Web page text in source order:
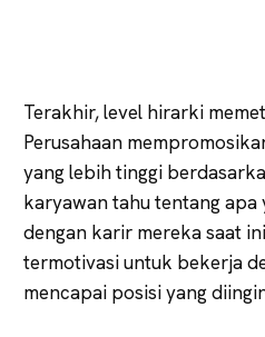
Terakhir, level hirarki
Perusahaan
yang lebih tinggi
karyawan tahu tentang apa
dengan karir mereka saat
termotivasi untuk bekerja
mencapai posisi yang